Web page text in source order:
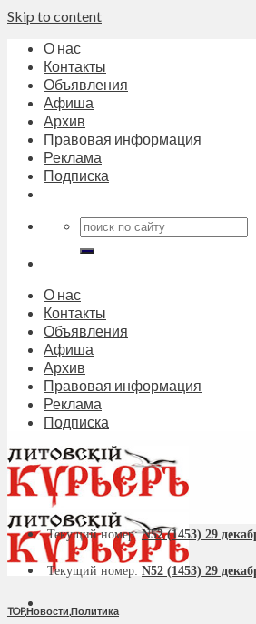
Skip to content
О нас
Контакты
Объявления
Афиша
Архив
Правовая информация
Реклама
Подписка
О нас
Контакты
Объявления
Афиша
Архив
Правовая информация
Реклама
Подписка
Текущий номер:N52 (1453) 29
Текущий номер: N52 (1453) 29
TOP,Новости,Политика